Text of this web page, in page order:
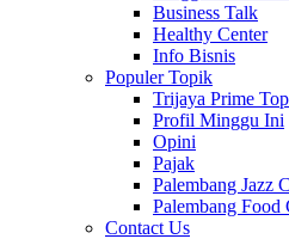
Business Talk
Healthy Center
Info Bisnis
Populer Topik
Trijaya Prime
Profil Minggu Ini
Opini
Pajak
Palembang Jazz
Palembang Food
Contact Us